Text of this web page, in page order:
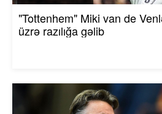
"Tottenhem" Miki van de
üzrə razılığa gəlib